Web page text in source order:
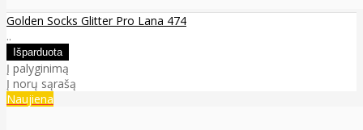
Golden Socks Glitter Pro Lana 474
..
Į palyginimą
Į norų sąrašą
Naujiena